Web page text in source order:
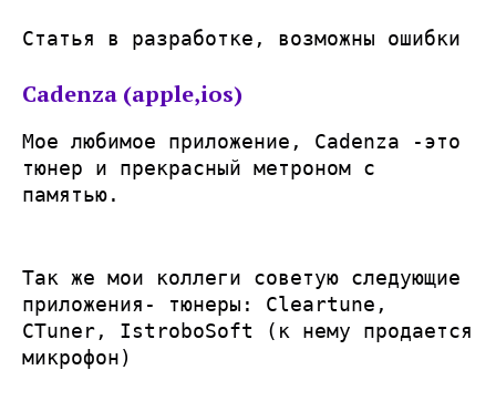
Статья в разработке, возможны ошибки
Cadenza (apple,ios)
Мое любимое приложение, Cadenza -это
тюнер и прекрасный метроном с
памятью.
Так же мои коллеги советую следующие
приложения- тюнеры: Cleartune,
CTuner, IstroboSoft (к нему продается
микрофон)